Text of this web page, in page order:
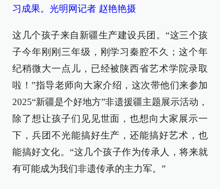
习成果。光明网记者 赵艳艳摄
这几个孩子来自新疆生产建设兵团。“这三个孩
子今年刚刚三年级，刚学习秦腔不久；这个年
纪稍微大一点儿，已经被陕西省艺术学院录取
啦！”指导老师向大家介绍，这次带他们来参加
2025“新疆是个好地方”非遗援疆主题展示活动，
除了想让孩子们见见世面，也想向大家展示一
下，兵团不光能搞好生产，还能搞好艺术，也
能搞好文化。“这几个孩子作为传承人，将来就
有可能成为我们非遗传承的主力军。”